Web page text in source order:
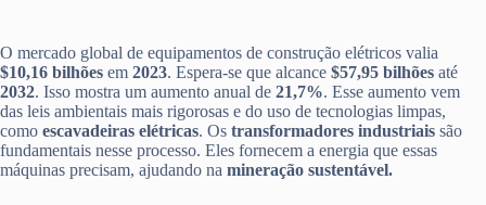
O mercado global de equipamentos de construção elétricos valia
$10,16 bilhões em 2023. Espera-se que alcance $57,95 bilhões até
2032. Isso mostra um aumento anual de 21,7%. Esse aumento vem
das leis ambientais mais rigorosas e do uso de tecnologias limpas,
como escavadeiras elétricas. Os transformadores industriais são
fundamentais nesse processo. Eles fornecem a energia que essas
máquinas precisam, ajudando na mineração sustentável.